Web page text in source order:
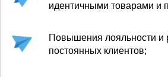
идентичными товарами и
Повышения лояльности и
постоянных клиентов;